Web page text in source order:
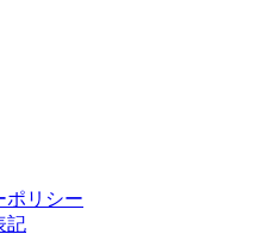
ポリシー
記